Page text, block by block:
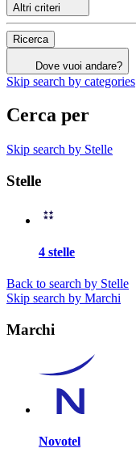
Altri criteri
Ricerca
Dove vuoi andare?
Skip search by categories
Cerca per
Skip search by Stelle
Stelle
4 stelle
Back to search by Stelle
Skip search by Marchi
Marchi
Novotel